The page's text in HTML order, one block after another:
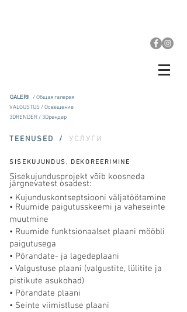
VALGUSTUS / Освещение
3DRENDER / 3Dрендер
GALERII / Общая галерея
TEENUSED /УСЛУГИ
SISEKUJUNDUS, DEKOREERIMINE
Sisekujundusprojekt võib koosneda
järgnevatest osadest:
• Kujunduskontseptsiooni väljatöötamine
• Ruumide paigutusskeemi ja vaheseinte
muutmine
• Ruumide funktsionaalset plaani mööbli
paigutusega
• Põrandate- ja lagedeplaani
• Valgustuse plaani (valgustite, lülitite ja
pistikute asukohad)
• Põrandate plaani
• Seinte viimistluse plaani